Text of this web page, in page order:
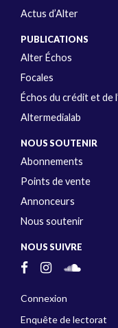
Actus d’Alter
PUBLICATIONS
Alter Échos
Focales
Échos du crédit et de
Altermedialab
NOUS SOUTENIR
Abonnements
Points de vente
Annonceurs
Nous soutenir
NOUS SUIVRE
Connexion
Enquête de lectorat